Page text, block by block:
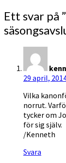
Ett svar på ”
29 april,
Vilka
norrut.
tycker om
för sig själv.
/Kenneth
Svara